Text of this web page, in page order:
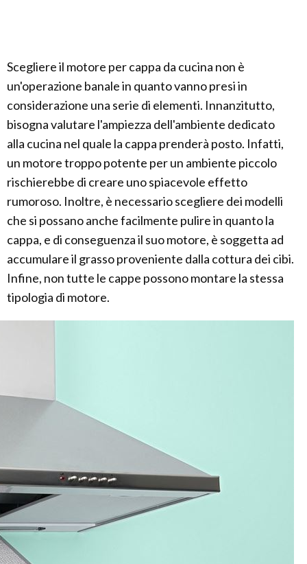
Scegliere il motore per cappa da cucina non è
un'operazione banale in quanto vanno presi in
considerazione una serie di elementi. Innanzitutto,
bisogna valutare l'ampiezza dell'ambiente dedicato
alla cucina nel quale la cappa prenderà posto. Infatti,
un motore troppo potente per un ambiente piccolo
rischierebbe di creare uno spiacevole effetto
rumoroso. Inoltre, è necessario scegliere dei modelli
che si possano anche facilmente pulire in quanto la
cappa, e di conseguenza il suo motore, è soggetta ad
accumulare il grasso proveniente dalla cottura dei cibi.
Infine, non tutte le cappe possono montare la stessa
tipologia di motore.